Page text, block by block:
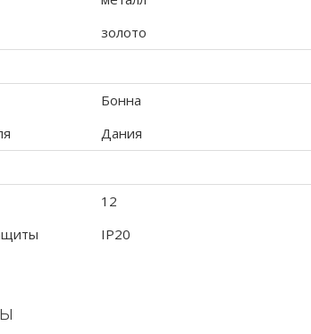
золото
Бонна
Дания
12
IP20